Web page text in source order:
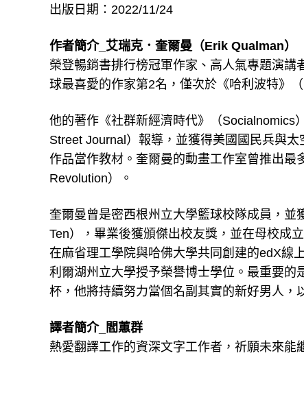
出版日期：2022/11/24
作者簡介_艾瑞克．奎爾曼（Erik Qualman）
榮登暢銷書排行榜冠軍作家、高人氣專題演
球最喜愛的作家第2名，僅次於《哈利波特》
他的著作《社群新經濟時代》（Socialnomics
Street Journal）報導，並獲得美國國民兵與
作品當作教材。奎爾曼的動畫工作室曾推出
Revolution）。
奎爾曼曾是密西根州立大學籃球校隊成員，
Ten），畢業後獲頒傑出校友獎，並在母校成
在麻省理工學院與哈佛大學共同創建的edX線
利爾湖州立大學授予榮譽博士學位。最重要
杯，他將持續努力當個名副其實的新好男人，
譯者簡介_閻蕙群
熱愛翻譯工作的資深文字工作者，祈願未來能